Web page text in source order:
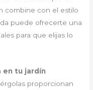
combine con el estilo
puede ofrecerte una
para que elijas lo
en tu jardín
proporcionan